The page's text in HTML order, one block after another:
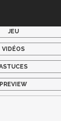
JEU
VIDÉOS
PREVIEW